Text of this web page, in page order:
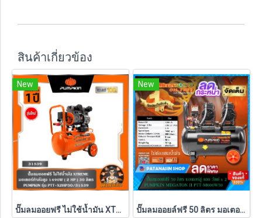
สินค้าเกี่ยวข้อง
New
ปั๊มลมออยฟรี ไม่ใช้น้ำมัน XTREME 1490W ( 30L / 60L / 120L ) PUMPKIN รุ่น PTT-X2HP30/31539 , PTT-X4HP60/31554 , PTT-X6HP120/31555
New
ปั๊มลมออยล์ฟรี 50 ลิตร มอเตอร์คู่ 600W x 2 Pumpkin MEGATON II PTT-M600W50 (31543)